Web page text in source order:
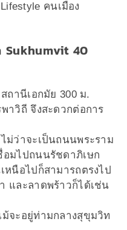
คนเมือง
Sukhumvit 40
ถานีเอกมัย 300 ม.
าวิถี จึงสะดวกต่อการ
ม่ว่าจะเป็นถนนพระราม
อมไปถนนรัชดาภิเษก
หนือไปก็สามารถตรงไป
และลาดพร้าวก็ได้เช่น
จะอยู่ท่ามกลางสุขุมวิท